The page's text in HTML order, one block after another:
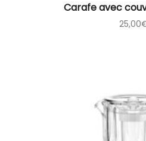
Carafe avec
25,00